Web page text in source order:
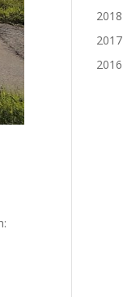
2018
2017
2016